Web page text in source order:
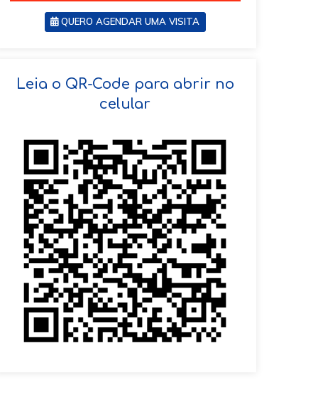
QUERO AGENDAR UMA VISITA
VOLTAR
Leia o QR-Code para abrir no
celular